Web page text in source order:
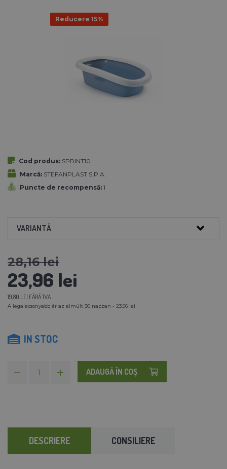
Reducere 15%
Cod produs: SPRINT10
Marcă: STEFANPLAST S.P.A.
Puncte de recompensă: 1
VARIANTĂ
28,16 lei
23,96 lei
19,80 LEI FĂRĂ TVA
A legalacsonyabb ár az elmúlt 30 napban - 23,96 lei
IN STOC
ADAUGĂ ÎN COŞ
DESCRIERE CONSILIERE